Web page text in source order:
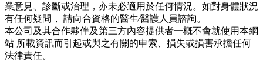
業意見、診斷或治理，亦未必適用於任何情況。如對身體狀況
有任何疑問， 請向合資格的醫生∕醫護人員諮詢。
本公司及其合作夥伴及第三方內容提供者一概不會就使用本網
站 所載資訊而引起或與之有關的申索、損失或損害承擔任何
法律責任。